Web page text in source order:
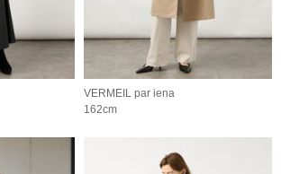
VERMEIL par iena
162cm